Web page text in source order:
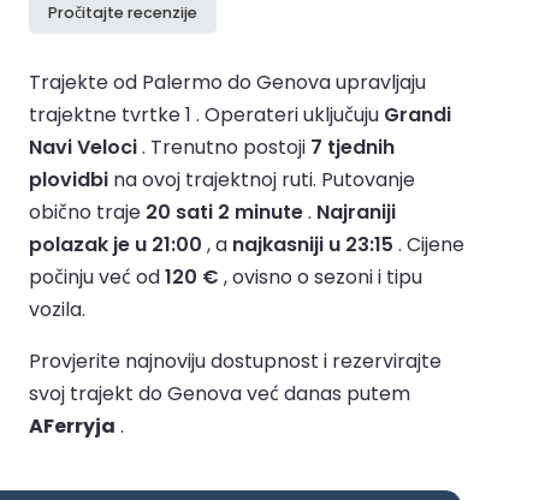
Pročitajte recenzije
Trajekte od Palermo do Genova upravljaju
trajektne tvrtke 1 . Operateri uključuju Grandi
Navi Veloci. Trenutno postoji 7 tjednih
plovidbi na ovoj trajektnoj ruti. Putovanje
obično traje 20 sati 2 minute. Najraniji
polazak je u 21:00 , a najkasniji u 23:15 . Cijene
počinju već od120 € , ovisno o sezoni i tipu
vozila.
Provjerite najnoviju dostupnost i rezervirajte
svoj trajekt do Genova već danas putem
AFerryja .